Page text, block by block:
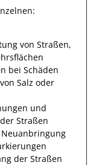
von Straßen,
bei Schäden
Salz oder
und
Straßen
der Straßen